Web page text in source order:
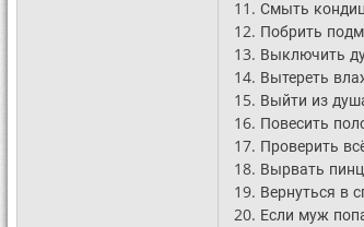
11. Смыть
12. Побрить
13. Выключить
14. Вытереть
15. Выйти из
16. Повесить
17. Проверить
18. Вырвать
19. Вернуться в
20. Если муж